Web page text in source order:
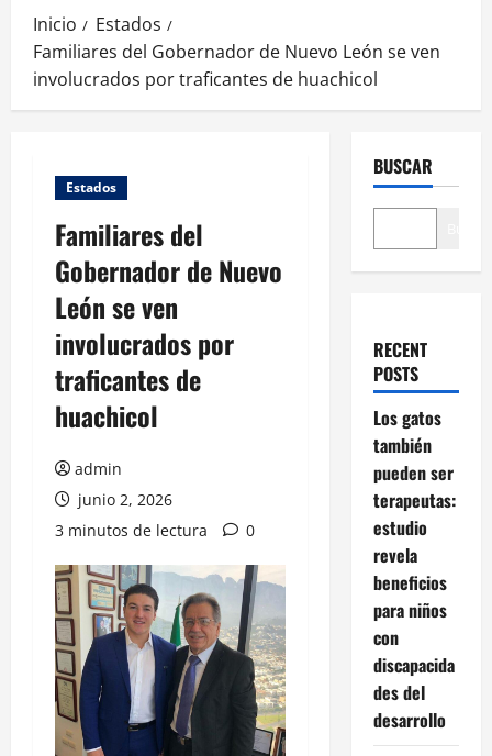
Inicio
Estados
Familiares del Gobernador de Nuevo León se ven
involucrados por traficantes de huachicol
Estados
Familiares del
Gobernador de Nuevo
León se ven
involucrados por
traficantes de
huachicol
admin
junio 2, 2026
3 minutos de lectura
0
BUSCAR
RECENT
POSTS
Los gatos
también
pueden ser
terapeutas:
estudio
revela
beneficios
para niños
con
discapacida
des del
desarrollo